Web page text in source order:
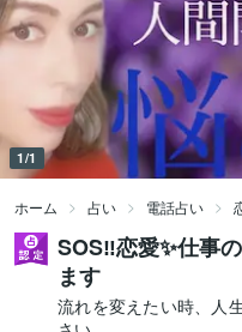
1/1
ホーム 占い 電話占い
SOS‼️恋愛✨仕事
ます
流れを変えたい時、人